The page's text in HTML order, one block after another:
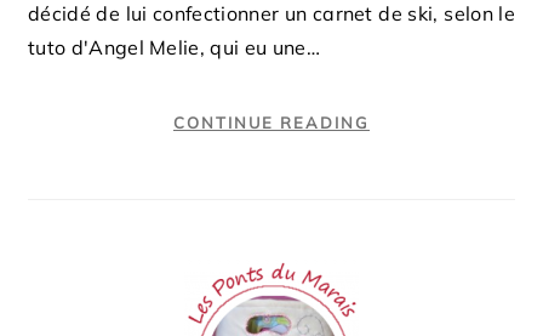
décidé de lui confectionner un carnet de ski, selon le
tuto d'Angel Melie, qui eu une…
CONTINUE READING